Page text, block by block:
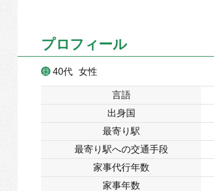
プロフィール
40代 女性
言語
出身国
最寄り駅
最寄り駅への交通手段
家事代行年数
家事年数